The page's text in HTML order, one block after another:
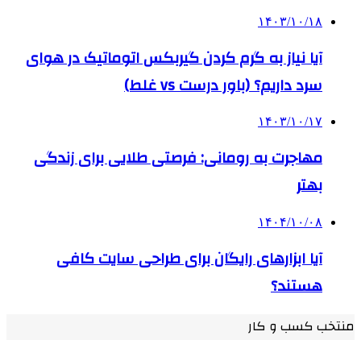
۱۴۰۳/۱۰/۱۸
آیا نیاز به گرم کردن گیربکس اتوماتیک در هوای
سرد داریم؟ (باور درست vs غلط)
۱۴۰۳/۱۰/۱۷
مهاجرت به رومانی: فرصتی طلایی برای زندگی
بهتر
۱۴۰۴/۱۰/۰۸
آیا ابزارهای رایگان برای طراحی سایت کافی
هستند؟
منتخب کسب و کار